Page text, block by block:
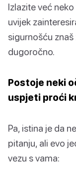
Izlazite već
uvijek
sigurnošću
dugoročno.
Postoje neki
uspjeti proći
Pa, istina je da
pitanju, ali evo
vezu s vama: